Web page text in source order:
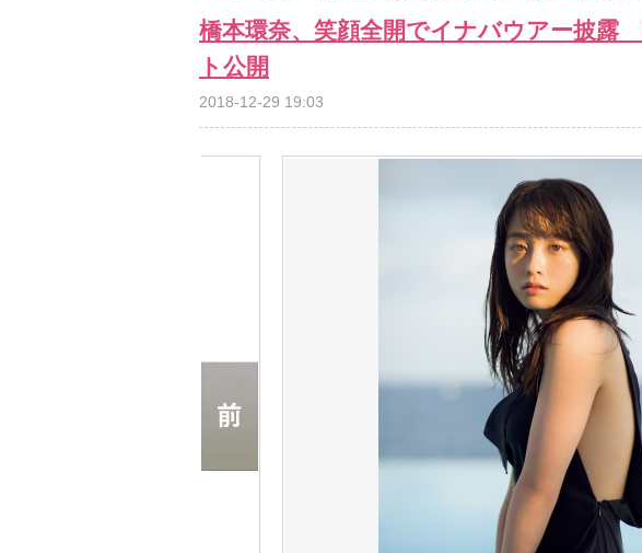
橋本環奈、笑顔全開でイナバウアー披露
ト公開
2018-12-29 19:03